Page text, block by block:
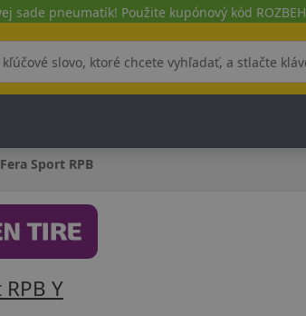
sade pneumatík! Použite kupónový kód ROZBEH
Sport RPB
Y